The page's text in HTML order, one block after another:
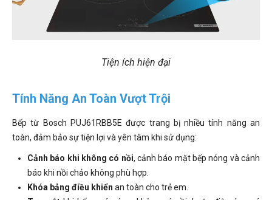
Tiện ích hiện đại
Tính Năng An Toàn Vượt Trội
Bếp từ Bosch PUJ61RBB5E được trang bị nhiều tính năng an
toàn, đảm bảo sự tiện lợi và yên tâm khi sử dụng:
Cảnh báo khi không có nồi, cảnh báo mặt bếp nóng và cảnh
báo khi nồi chảo không phù hợp.
Khóa bảng điều khiển an toàn cho trẻ em.